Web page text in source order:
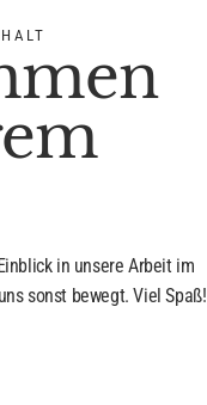
in unsere Arbeit im
sonst bewegt. Viel Spaß!